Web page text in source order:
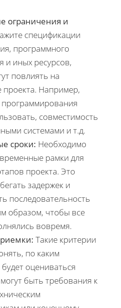
ограничения и
спецификации
программного
и иных ресурсов,
повлиять на
Например,
программирования
совместимость
системами и т.д.
сроки: Необходимо
рамки для
проекта. Это
задержек и
последовательность
образом, чтобы все
вовремя.
Такие критерии
по каким
оцениваться
быть требования к